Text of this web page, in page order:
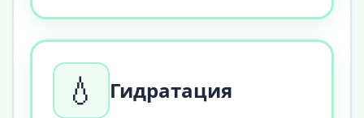
💧 Гидратация